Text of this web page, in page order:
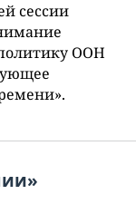
сессии
ООН